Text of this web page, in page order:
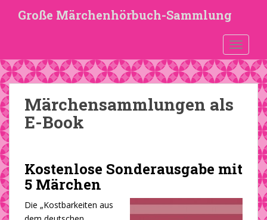
t
o
m
a
i
n
c
o
n
t
e
n
Große Märchenhörbuch-Sammlung
Märchensammlungen als
E-Book
Kostenlose Sonderausgabe mit
5 Märchen
Die „Kostbarkeiten aus